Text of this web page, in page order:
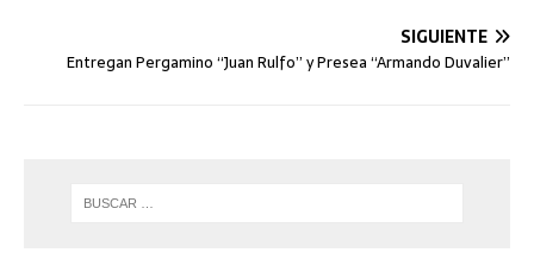
SIGUIENTE
Entregan Pergamino “Juan Rulfo” y Presea “Armando Duvalier”